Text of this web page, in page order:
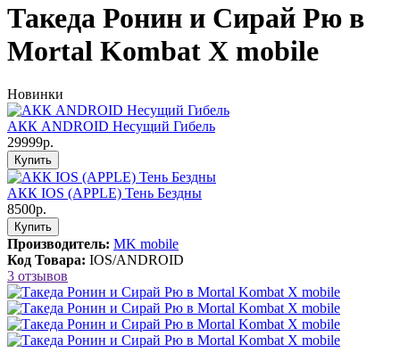
Такеда Ронин и Сирай Рю в
Mortal Kombat X mobile
Новинки
АКК ANDROID Несущий Гибель
29999р.
Купить
АКК IOS (APPLE) Тень Бездны
8500р.
Купить
Производитель: MK mobile
Код Товара: IOS/ANDROID
3 отзывов